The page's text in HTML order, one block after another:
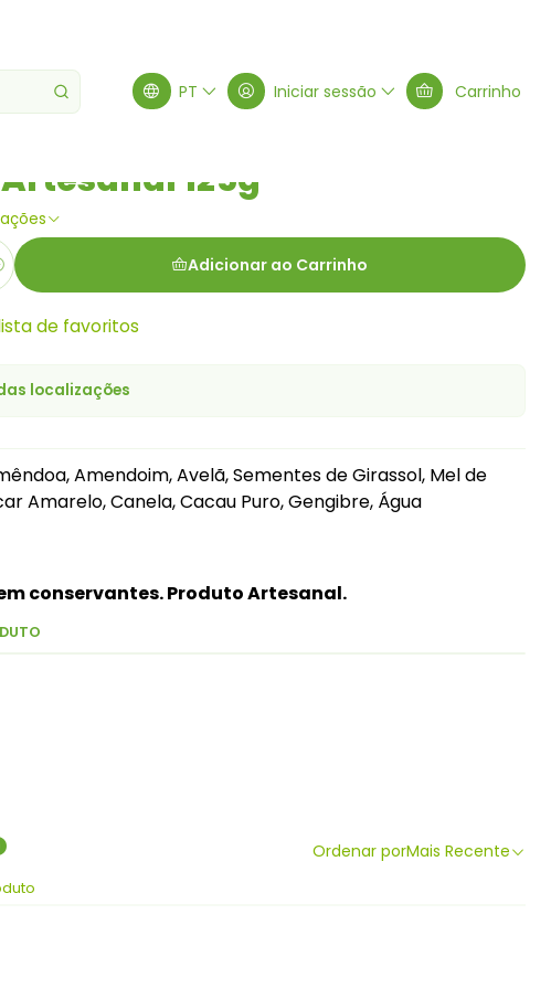
PT Iniciar sessão Carrinho
125g
Adicionar ao Carrinho
de favoritos
localizações
Amendoim, Avelã, Sementes de Girassol, Mel de
Amarelo, Canela, Cacau Puro, Gengibre, Água
conservantes. Produto Artesanal.
Ordenar porMais Recente